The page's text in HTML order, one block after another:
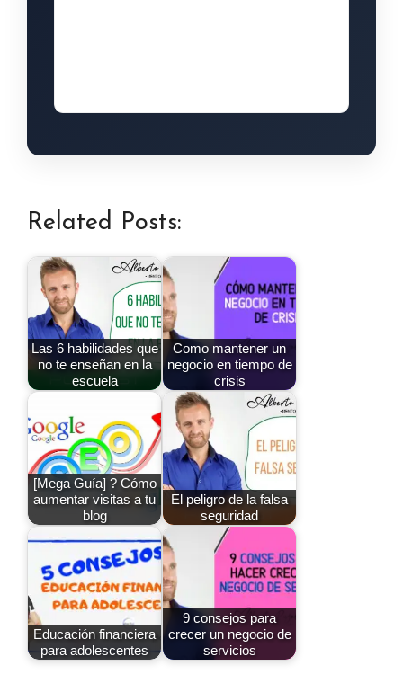
Related Posts:
Las 6 habilidades que
no te enseñan en la
escuela
Como mantener un
negocio en tiempo de
crisis
[Mega Guía] ? Cómo
aumentar visitas a tu
blog
El peligro de la falsa
seguridad
Educación financiera
para adolescentes
9 consejos para
crecer un negocio de
servicios